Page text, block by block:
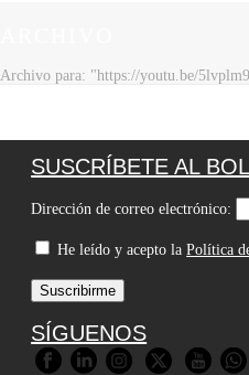
Archivo para: "https://youtu.be/
SUSCRÍBETE AL
Dirección de correo electrónico:
He leído y acepto laPolítica
SÍGUENOS